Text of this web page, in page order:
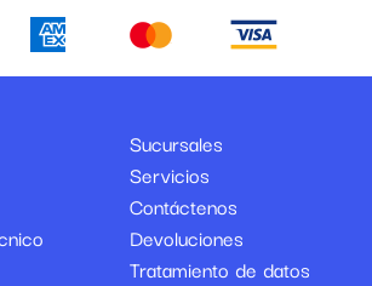
Sucursales
Servicios
Contáctenos
Devoluciones
Tratamiento de datos